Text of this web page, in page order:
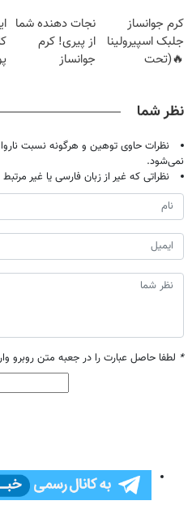
کرم جوانساز
جلبک اسپیرولینا
🔥(تحت
نجات دهنده شما
از پیری! کرم
جوانساز
نظر شما
نظرات حاوی توهین و هرگونه نسبت
نمی‌شود.
نظراتی که غیر از زبان فارسی یا غیر
* لطفا حاصل عبارت را در جعبه متن روبرو